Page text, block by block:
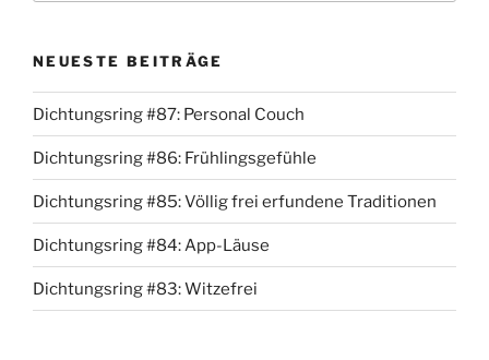
NEUESTE BEITRÄGE
Dichtungsring #87: Personal Couch
Dichtungsring #86: Frühlingsgefühle
Dichtungsring #85: Völlig frei erfundene Traditionen
Dichtungsring #84: App-Läuse
Dichtungsring #83: Witzefrei